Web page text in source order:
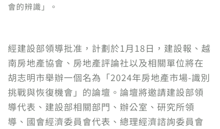
會的辨識」。
經建設部領導批准，計劃於1月18日，建設報、越
南房地產協會、房地產評論社以及相關單位將在
胡志明市舉辦一個名為「2024年房地產市場-識別
挑戰與恢復機會」的論壇。論壇將邀請建設部領
導代表、建設部相關部門、辦公室、研究所領
導、國會經濟委員會代表、總理經濟諮詢委員會